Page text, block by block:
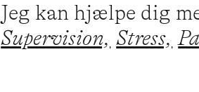
Jeg kan hjælpe dig
Supervision, Stress,